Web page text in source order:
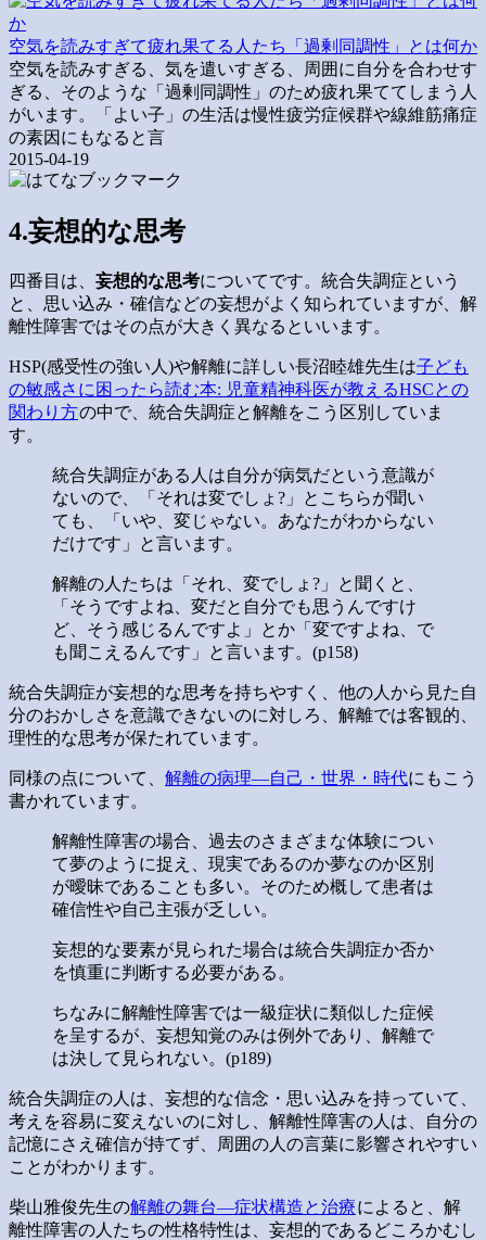
空気を読みすぎて疲れ果てる人たち「過剰同調性」とは何か
空気を読みすぎる、気を遣いすぎる、周囲に自分を合わせす
ぎる、そのような「過剰同調性」のため疲れ果ててしまう人
がいます。「よい子」の生活は慢性疲労症候群や線維筋痛症
の素因にもなると言
2015-04-19
4.妄想的な思考
四番目は、 妄想的な思考についてです。統合失調症という
と、思い込み・確信などの妄想がよく知られていますが、解
離性障害ではその点が大きく異なるといいます。
HSP(感受性の強い人)や解離に詳しい長沼睦雄先生は子ども
の敏感さに困ったら読む本: 児童精神科医が教えるHSCとの
関わり方の中で、統合失調症と解離をこう区別していま
す。
統合失調症がある人は自分が病気だという意識が
ないので、「それは変でしょ?」とこちらが聞い
ても、「いや、変じゃない。あなたがわからない
だけです」と言います。
解離の人たちは「それ、変でしょ?」と聞くと、
「そうですよね、変だと自分でも思うんですけ
ど、そう感じるんですよ」とか「変ですよね、で
も聞こえるんです」と言います。(p158)
統合失調症が妄想的な思考を持ちやすく、他の人から見た自
分のおかしさを意識できないのに対しろ、解離では客観的、
理性的な思考が保たれています。
同様の点について、 解離の病理―自己・世界・時代にもこう
書かれています。
解離性障害の場合、過去のさまざまな体験につい
て夢のように捉え、現実であるのか夢なのか区別
が曖昧であることも多い。そのため概して患者は
確信性や自己主張が乏しい。
妄想的な要素が見られた場合は統合失調症か否か
を慎重に判断する必要がある。
ちなみに解離性障害では一級症状に類似した症候
を呈するが、妄想知覚のみは例外であり、解離で
は決して見られない。(p189)
統合失調症の人は、妄想的な信念・思い込みを持っていて、
考えを容易に変えないのに対し、解離性障害の人は、自分の
記憶にさえ確信が持てず、周囲の人の言葉に影響されやすい
ことがわかります。
柴山雅俊先生の解離の舞台―症状構造と治療によると、解
離性障害の人たちの性格特性は、妄想的であるどころかむし